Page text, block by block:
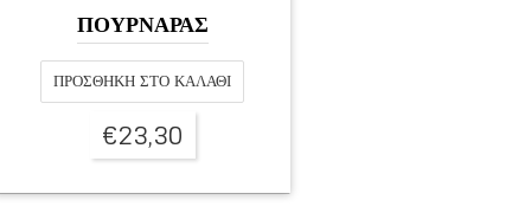
ΠΟΥΡΝΑΡΑΣ
ΠΡΟΣΘΉΚΗ ΣΤΟ ΚΑΛΆΘΙ
€23,30